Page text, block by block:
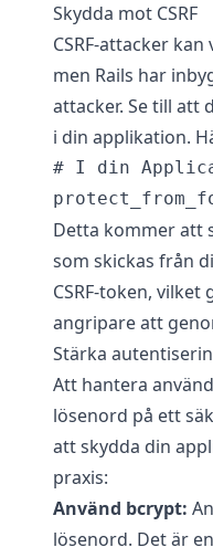
Skydda mot CSRF
CSRF-attacker
men Rails har
attacker. Se till att
i din applikation.
# I din
Detta kommer att
som skickas från
CSRF-token,
angripare att
Stärka
Att hantera
lösenord på ett
att skydda din
praxis:
Använd bcrypt:
lösenord. Det är